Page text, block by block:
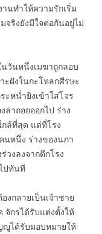
นทำให้ความรักเริ่ม
จริงยังมีใจต่อกันอยู่ไม่
วันหนึ่งเมฆาถูกลอบ
ะฝังในกะโหลกศีรษะ
ะหน่ำยิงเข้าใส่โจร
ล่าถอยออกไป ร่าง
กล้ที่สุด แต่ที่โรง
นหนึ่ง ร่างของนภา
งลงจากตึกโรง
ปทันที
กลายเป็นเจ้าชาย
จักรได้รับแต่งตั้งให้
ได้รับมอบหมายให้